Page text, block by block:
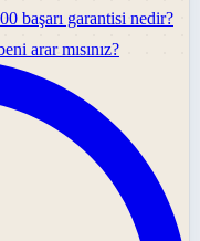
başarı garantisi nedir?
arar mısınız?